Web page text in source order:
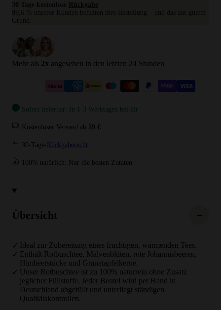
30 Tage kostenlose Rückgabe
99,6 % unserer Kunden behalten ihre Bestellung – und das aus gutem
Grund.
Mehr als 2x angesehen in den letzten 24 Stunden
Sofort lieferbar: In 1-3 Werktagen bei dir
Kostenloser Versand ab 59 €
30-Tage- Rückgaberecht
100% natürlich: Nur die besten Zutaten
Übersicht
Ideal zur Zubereitung eines fruchtigen, wärmenden Tees.
Enthält Rotbuschtee, Malvenblüten, rote Johannisbeeren,
Himbeerstücke und Granatapfelkerne.
Unser Rotbuschtee ist zu 100% naturrein ohne Zusatz
jeglicher Füllstoffe. Jeder Beutel wird per Hand in
Deutschland abgefüllt und unterliegt ständigen
Qualitätskontrollen.